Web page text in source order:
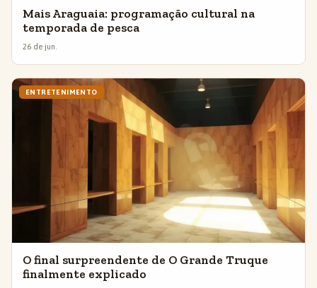
Mais Araguaia: programação cultural na
temporada de pesca
26 de jun.
ENTRETENIMENTO
O final surpreendente de O Grande Truque
finalmente explicado